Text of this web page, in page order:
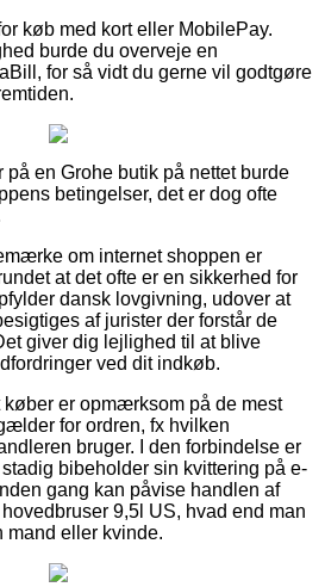
køb med kort eller MobilePay.
burde du overveje en
for så vidt du gerne vil godtgøre
på en Grohe butik på nettet burde
betingelser, det er dog ofte
om internet shoppen er
at det ofte er en sikkerhed for
dansk lovgivning, udover at
af jurister der forstår de
giver dig lejlighed til at blive
ved dit indkøb.
køber er opmærksom på de mest
for ordren, fx hvilken
bruger. I den forbindelse er
bibeholder sin kvittering på e-
gang kan påvise handlen af
9,5l US, hvad end man
mand eller kvinde.